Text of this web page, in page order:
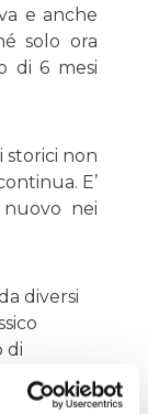
e anche
solo ora
di 6 mesi
storici non
E’
nei
diversi
di
perché se